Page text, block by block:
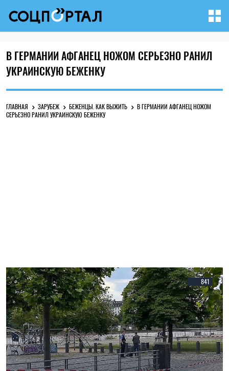
В ГЕРМАНИИ АФГАНЕЦ НОЖОМ СЕРЬЕЗНО РАНИЛ
УКРАИНСКУЮ БЕЖЕНКУ
ГЛАВНАЯ ЗАРУБЕЖ БЕЖЕНЦЫ. КАК ВЫЖИТЬ
В ГЕРМАНИИ АФГАНЕЦ НОЖОМ
СЕРЬЕЗНО РАНИЛ УКРАИНСКУЮ БЕЖЕНКУ
841